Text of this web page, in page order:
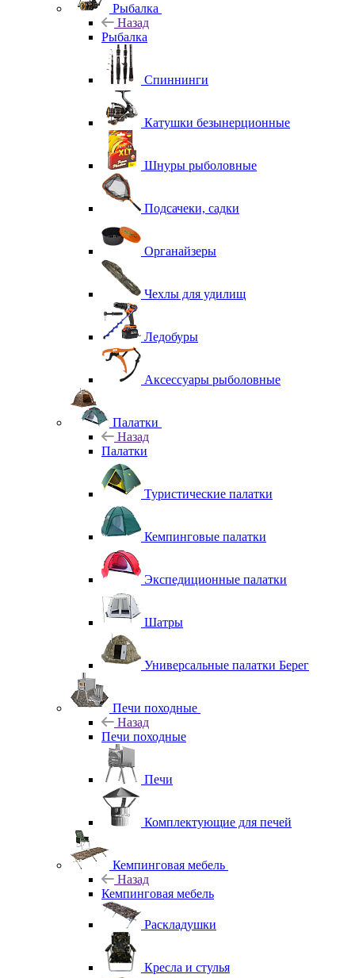
Рыбалка
Назад
Рыбалка
Спиннинги
Катушки безынерционные
Шнуры рыболовные
Подсачеки, садки
Органайзеры
Чехлы для удилищ
Ледобуры
Аксессуары рыболовные
Палатки
Назад
Палатки
Туристические палатки
Кемпинговые палатки
Экспедиционные палатки
Шатры
Универсальные палатки Берег
Печи походные
Назад
Печи походные
Печи
Комплектующие для печей
Кемпинговая мебель
Назад
Кемпинговая мебель
Раскладушки
Кресла и стулья